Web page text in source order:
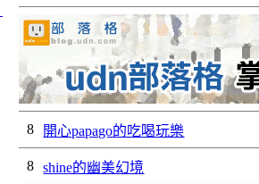
8 開心papago的吃喝玩樂
8 shine的幽美幻境